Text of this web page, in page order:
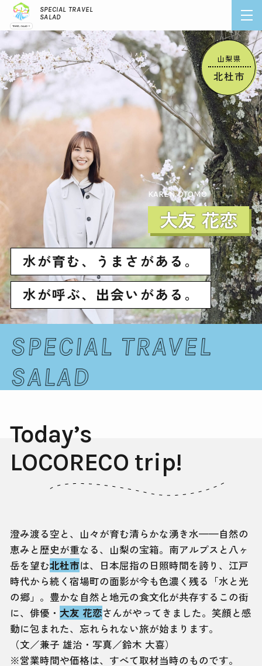
SPECIAL TRAVEL
SALAD
水が育む、うまさがある。
水が呼ぶ、出会いがある。
山梨県
北杜市
KAREN OTOMO
大友 花恋
Today’s
LOCORECO trip!
澄み渡る空と、山々が育む清らかな湧き水——自然の
恵みと歴史が重なる、山梨の宝箱。南アルプスと八ヶ
岳を望む北杜市は、日本屈指の日照時間を誇り、江戸
時代から続く宿場町の面影が今も色濃く残る「水と光
の郷」。豊かな自然と地元の食文化が共存するこの街
に、俳優・ 大友 花恋さんがやってきました。笑顔と感
動に包まれた、忘れられない旅が始まります。
（文／兼子 雄治・写真／鈴木 大喜）
※営業時間や価格は、すべて取材当時のものです。